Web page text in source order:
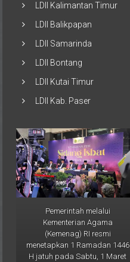
LDII Kalimantan Timur
LDII Balikpapan
LDII Samarinda
LDII Bontang
LDII Kutai Timur
LDII Kab. Paser
Pemerintah melalui
Kementerian Agama
(Kemenag) RI resmi
menetapkan 1 Ramadan 1446
H jatuh pada Sabtu, 1 Maret